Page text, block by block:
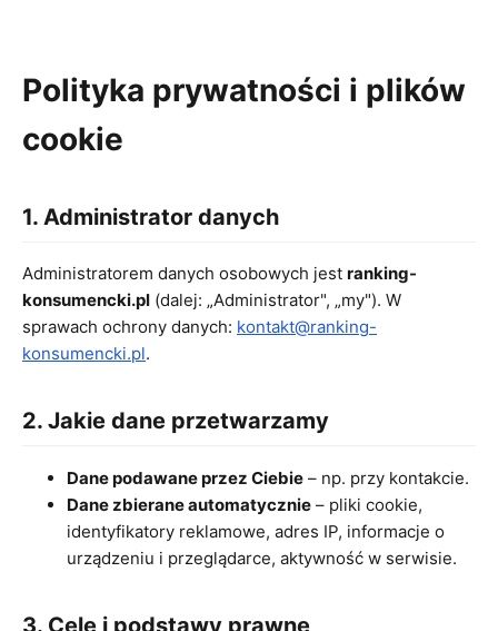
Polityka prywatności i plików
cookie
1. Administrator danych
Administratorem danych osobowych jest ranking-
konsumencki.pl (dalej: „Administrator", „my"). W
sprawach ochrony danych: kontakt@ranking-
konsumencki.pl.
2. Jakie dane przetwarzamy
Dane podawane przez Ciebie – np. przy kontakcie.
Dane zbierane automatycznie – pliki cookie,
identyfikatory reklamowe, adres IP, informacje o
urządzeniu i przeglądarce, aktywność w serwisie.
3. Cele i podstawy prawne